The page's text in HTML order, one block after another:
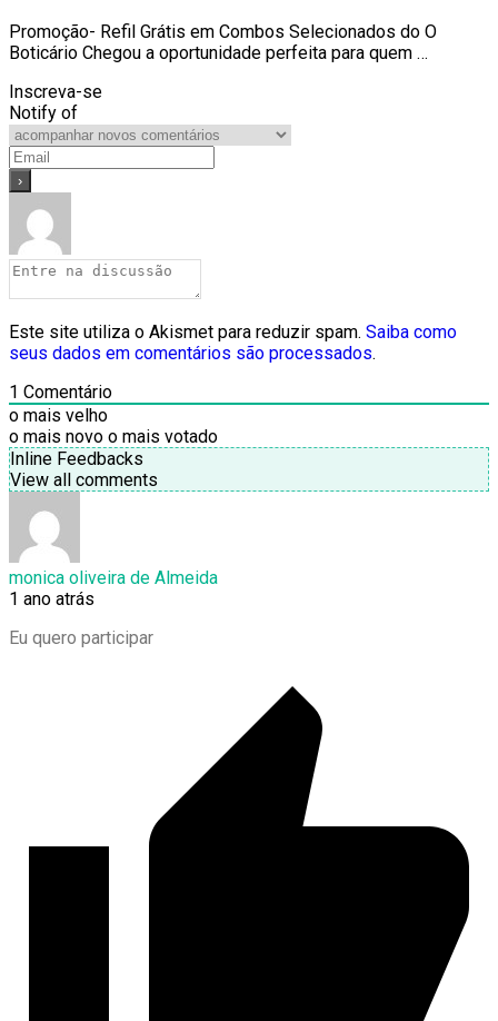
Promoção- Refil Grátis em Combos Selecionados do O
Boticário Chegou a oportunidade perfeita para quem …
Inscreva-se
Notify of
Este site utiliza o Akismet para reduzir spam. Saiba como
seus dados em comentários são processados.
1 Comentário
o mais velho
o mais novo o mais votado
Inline Feedbacks
View all comments
monica oliveira de Almeida
1 ano atrás
Eu quero participar